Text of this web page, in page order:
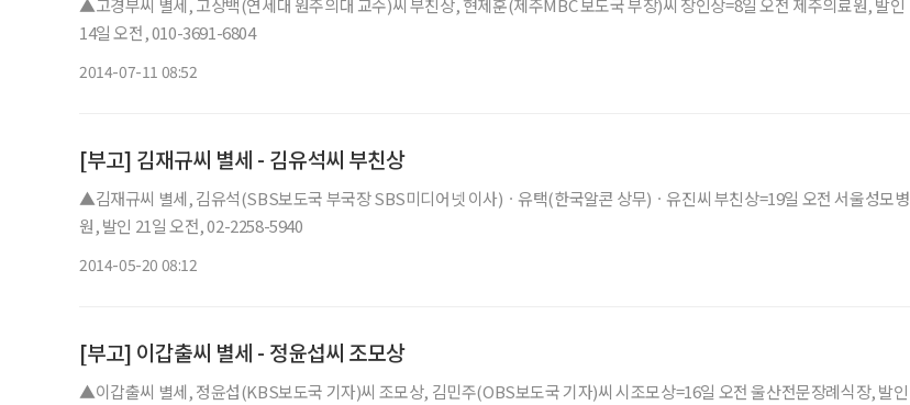
▲고경부씨 별세, 고상백(연세대 원주의대 교수)씨 부친상, 현제훈(제주MBC 보도국 부장)씨 장인상=8일 오전 제주의료원, 발인
14일 오전, 010-3691-6804
2014-07-11 08:52
[부고] 김재규씨 별세 - 김유석씨 부친상
▲김재규씨 별세, 김유석(SBS보도국 부국장 SBS미디어넷 이사)ㆍ유택(한국알콘 상무)ㆍ유진씨 부친상=19일 오전 서울성모병
원, 발인 21일 오전, 02-2258-5940
2014-05-20 08:12
[부고] 이갑출씨 별세 - 정윤섭씨 조모상
▲이갑출씨 별세, 정윤섭(KBS보도국 기자)씨 조모상, 김민주(OBS보도국 기자)씨 시조모상=16일 오전 울산전문장례식장, 발인